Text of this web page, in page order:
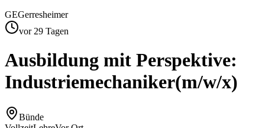
GEGerresheimer
vor 29 Tagen
Ausbildung mit Perspektive:
Industriemechaniker(m/w/x)
Bünde